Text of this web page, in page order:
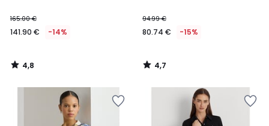
165.00 €
141.90 € -14%
4,8
/
94.99 €
80.74 € -15%
4,7
/